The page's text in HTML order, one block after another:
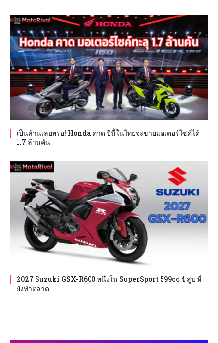
เป็นล้านเลยหรอ! Honda คาด ปีนี้ในไทยจะขายมอเตอร์ไซค์ได้
1.7 ล้านคัน
2027 Suzuki GSX-R600 หนึ่งใน SuperSport 599cc 4 สูบ ที่
ยังทำตลาด